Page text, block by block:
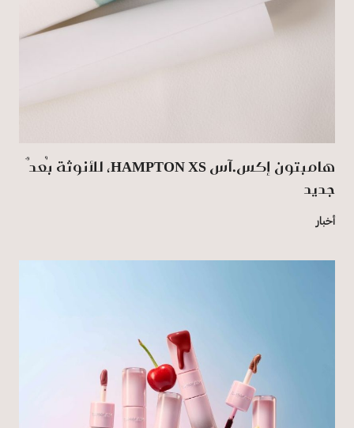
هامبتون إكس.آس HAMPTON XS، للأنوثة بُعدٌ
جديد
أخبار